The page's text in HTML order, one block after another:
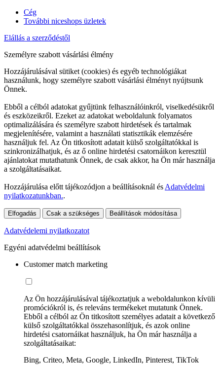
Cég
További niceshops üzletek
Elállás a szerződéstől
Személyre szabott vásárlási élmény
Hozzájárulásával sütiket (cookies) és egyéb technológiákat
használunk, hogy személyre szabott vásárlási élményt nyújtsunk
Önnek.
Ebből a célból adatokat gyűjtünk felhasználóinkról, viselkedésükről
és eszközeikről. Ezeket az adatokat weboldalunk folyamatos
optimalizálására és személyre szabott hirdetések és tartalmak
megjelenítésére, valamint a használati statisztikák elemzésére
használjuk fel. Az Ön titkosított adatait külső szolgáltatókkal is
szinkronizálhatjuk, és az ő online hirdetési csatornáikon keresztül
ajánlatokat mutathatunk Önnek, de csak akkor, ha Ön már használja
a szolgáltatásaikat.
Hozzájárulása előtt tájékozódjon a beállításoknál és Adatvédelmi
nyilatkozatunkban..
Elfogadás Csak a szükséges Beállítások módosítása
Adatvédelemi nyilatkozatot
Egyéni adatvédelmi beállítások
Customer match marketing
Az Ön hozzájárulásával tájékoztatjuk a weboldalunkon kívüli
promóciókról is, és releváns termékeket mutatunk Önnek.
Ebből a célból az Ön titkosított személyes adatait a következő
külső szolgáltatókkal összehasonlítjuk, és azok online
hirdetési csatornáikat használjuk, ha Ön már használja a
szolgáltatásaikat:
Bing, Criteo, Meta, Google, LinkedIn, Pinterest, TikTok